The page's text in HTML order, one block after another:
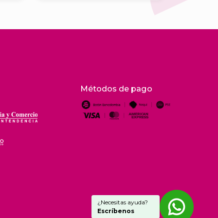
Métodos de pago
¿Necesitas ayuda?
Escríbenos